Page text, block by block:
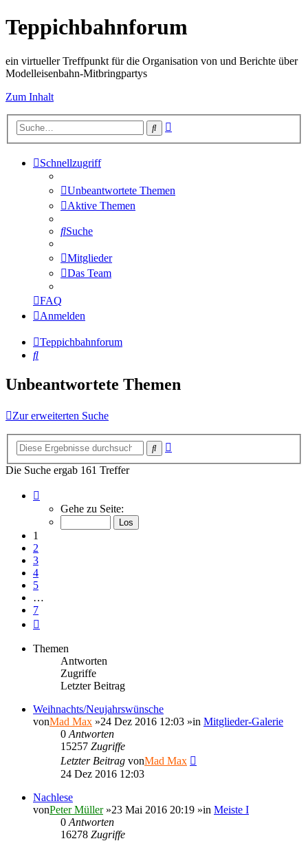
Teppichbahnforum
ein virtueller Treffpunkt für die Organisation von und Berichte über
Modelleisenbahn-Mitbringpartys
Zum Inhalt
Suche
Schnellzugriff
Unbeantwortete Themen
Aktive Themen
Suche
Mitglieder
Das Team
FAQ
Anmelden
Teppichbahnforum
Suche
Unbeantwortete Themen
Zur erweiterten Suche
Suche
Die Suche ergab 161 Treffer
von
Gehe zu Seite:
1
2
3
4
5
…
7
Themen
Antworten
Zugriffe
Letzter Beitrag
Weihnachts/Neujahrswünsche
vonMad Max »24 Dez 2016 12:03 »in Mitglieder-Galerie
0 Antworten
15257 Zugriffe
Letzter Beitrag vonMad Max
24 Dez 2016 12:03
Nachlese
vonPeter Müller»23 Mai 2016 20:19 »in Meiste I
0 Antworten
16278 Zugriffe